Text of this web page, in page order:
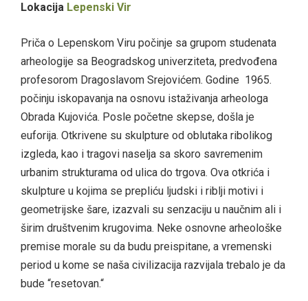
Lokacija Lepenski Vir
Priča o Lepenskom Viru počinje sa grupom studenata
arheologije sa Beogradskog univerziteta, predvođena
profesorom Dragoslavom Srejovićem. Godine 1965.
počinju iskopavanja na osnovu istaživanja arheologa
Obrada Kujovića. Posle početne skepse, došla je
euforija. Otkrivene su skulpture od oblutaka ribolikog
izgleda, kao i tragovi naselja sa skoro savremenim
urbanim strukturama od ulica do trgova. Ova otkrića i
skulpture u kojima se prepliću ljudski i riblji motivi i
geometrijske šare, izazvali su senzaciju u naučnim ali i
širim društvenim krugovima. Neke osnovne arheološke
premise morale su da budu preispitane, a vremenski
period u kome se naša civilizacija razvijala trebalo je da
bude “resetovan.“